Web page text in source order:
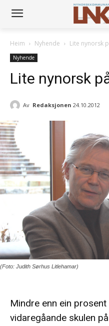
Heim Nyhende Lite nynorsk
Nyhende
Lite nynorsk
Av Redaksjonen 24.10.2012
(Foto: Judith Sørhus Litlehamar)
Mindre enn ein prosent
vidaregåande skulen